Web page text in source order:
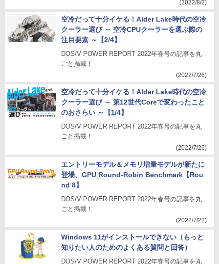
(2022/8/2)
空冷だって十分イケる！Alder Lake時代の空冷
クーラー選び ～ 空冷CPUクーラーを選ぶ際の
注目要素 ～【2/4】
DOS/V POWER REPORT 2022年春号の記事を丸
ごと掲載！
(2022/7/26)
空冷だって十分イケる！Alder Lake時代の空冷
クーラー選び ～ 第12世代Coreで変わったこと
のおさらい ～【1/4】
DOS/V POWER REPORT 2022年春号の記事を丸
ごと掲載！
(2022/7/26)
エントリーモデル＆メモリ増量モデルが新たに
登場、GPU Round-Robin Benchmark【Rou
nd 8】
DOS/V POWER REPORT 2022年春号の記事を丸
ごと掲載！
(2022/7/22)
Windows 11がインストールできない（もっと
知りたい人のためのよくある質問と回答）
DOS/V POWER REPORT 2022年春号の記事を丸